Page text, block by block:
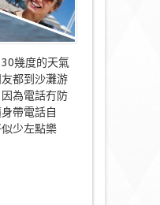
幾度的天氣
都到沙灘游
為電話冇防
帶電話自
少左點樂